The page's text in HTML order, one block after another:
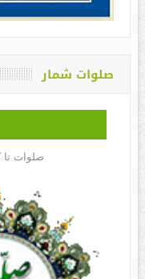
صلوات شمار
صلوات